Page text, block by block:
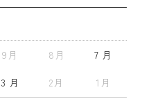
9月 8月 7 月
3 月 2月 1月